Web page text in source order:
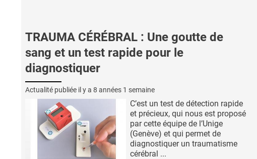
TRAUMA CÉRÉBRAL : Une goutte de
sang et un test rapide pour le
diagnostiquer
Actualité publiée il y a 8 années 1 semaine
C’est un test de détection rapide
et précieux, qui nous est proposé
par cette équipe de l’Unige
(Genève) et qui permet de
diagnostiquer un traumatisme
cérébral ...